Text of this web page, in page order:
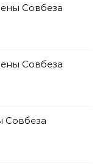
Совбеза
Совбеза
Совбеза